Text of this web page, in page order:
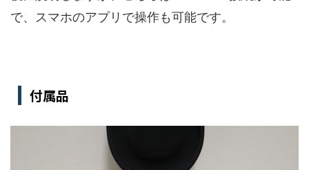
で、スマホのアプリで操作も可能です。
付属品